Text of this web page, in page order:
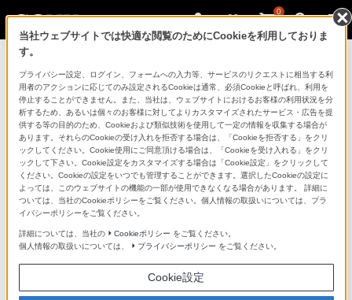
0
製品を安全に、安心してご使用いただ
くために
日常の清掃・点検が大切です。安全のため取扱説明書を
よく読みましょう。
製品に関する重要なお知らせ
安全で上手な使いかた
愛情点検のおすすめ
当社ウェブサイトでは快適な閲覧のためにCookieを利用しておりま
す。
プライバシー設定、ログイン、フォームへの入力等、サービスのリクエストに相当する利
用者のアクションに応じてのみ設定されるCookieは通常、必須Cookieと呼ばれ、利用を
停止することができません。また、当社は、ウェブサイトにおけるお客様の利用状況を分
析するため、あるいは個々のお客様に対してよりカスタマイズされたサービス・広告を提
供する等の目的のため、Cookieおよび類似技術を使用して一定の情報を収集する場合が
あります。それらのCookieの受け入れを拒否する場合は、「Cookieを拒否する」をクリ
ックしてください。Cookie使用にご同意頂ける場合は、「Cookieを受け入れる」をクリ
ックして下さい。Cookie設定をカスタマイズする場合は「Cookie設定」をクリックして
ください。Cookieの設定をいつでも管理することができます。選択したCookieの設定に
よっては、このウェブサイトの機能の一部が使用できなくなる場合があります。 詳細に
ついては、当社のCookieポリシーをご覧ください。個人情報の取扱いについては、プラ
イバシーポリシーをご覧ください。
詳細については、当社の Cookieポリシー をご覧ください。
個人情報の取扱いについては、
プライバシーポリシー をご覧ください。
Cookie設定